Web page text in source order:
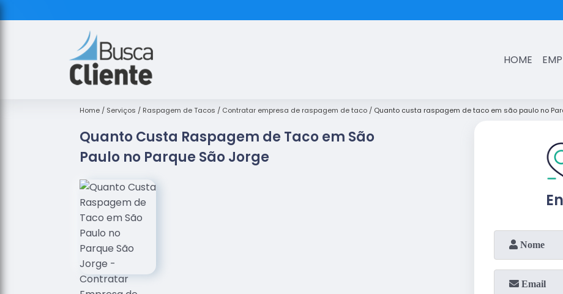
HOME
Home Serviços Raspagem de Tacos Contratar empresa de raspagem de taco Quanto custa raspagem de taco em são paulo no
Quanto Custa Raspagem de Taco em São
Paulo no Parque São Jorge